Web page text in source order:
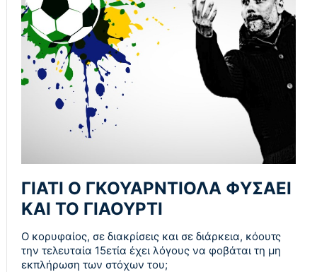
ΓΙΑΤΙ Ο ΓΚΟΥΑΡΝΤΙΟΛΑ ΦΥΣΑΕΙ
ΚΑΙ ΤΟ ΓΙΑΟΥΡΤΙ
Ο κορυφαίος, σε διακρίσεις και σε διάρκεια, κόουτς
την τελευταία 15ετία έχει λόγους να φοβάται τη μη
εκπλήρωση των στόχων του;